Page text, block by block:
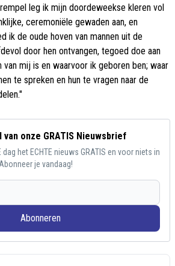
leg ik mijn doordeweekse kleren vol
ceremoniële gewaden aan, en
ik de oude hoven van mannen uit de
door hen ontvangen, tegoed doe aan
mij is en waarvoor ik geboren ben; waar
te spreken en hun te vragen naar de
van onze GRATIS Nieuwsbrief
dag het ECHTE nieuws GRATIS en voor niets in
je vandaag!
Abonneren